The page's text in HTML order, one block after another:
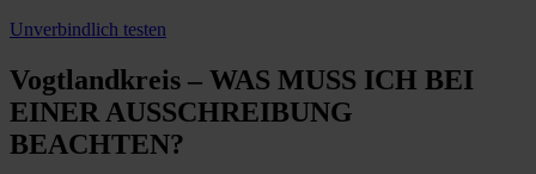
Unverbindlich testen
Vogtlandkreis – WAS MUSS ICH BEI
EINER AUSSCHREIBUNG
BEACHTEN?